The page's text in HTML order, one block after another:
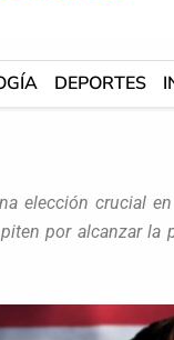
DEPORTES
elección crucial
por alcanzar la